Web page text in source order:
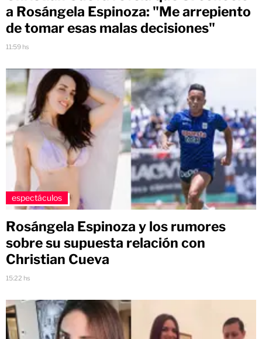
a Rosángela Espinoza: "Me arrepiento
de tomar esas malas decisiones"
11:59 hs
espectáculos
Rosángela Espinoza y los rumores
sobre su supuesta relación con
Christian Cueva
15:22 hs